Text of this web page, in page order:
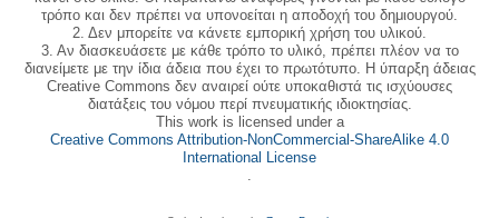
τρόπο και δεν πρέπει να υπονοείται η αποδοχή του δημιουργού.
2. Δεν μπορείτε να κάνετε εμπορική χρήση του υλικού.
3. Αν διασκευάσετε με κάθε τρόπο το υλικό, πρέπει πλέον να το
διανείμετε με την ίδια άδεια που έχει το πρωτότυπο. Η ύπαρξη άδειας
Creative Commons δεν αναιρεί ούτε υποκαθιστά τις ισχύουσες
διατάξεις του νόμου περί πνευματικής ιδιοκτησίας.
This work is licensed under a
Creative Commons Attribution-NonCommercial-ShareAlike 4.0
International License
.